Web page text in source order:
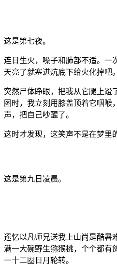
这是第七夜。
连日生火，嗓子和肺部不适。一
天亮了就塞进炕底下给火化掉吧。
突然尸体睁眼，把我从它腿上蹬
图时，我立刻用膝盖顶着它咽喉
声，把自己吵醒了。
这时才发现，这笑声不是在梦里
这是第九日凌晨。
遥忆以凡师兄送我上山尚是酷暑
满一大碗野生猕猴桃，个个都有
一十二圈日月轮转。